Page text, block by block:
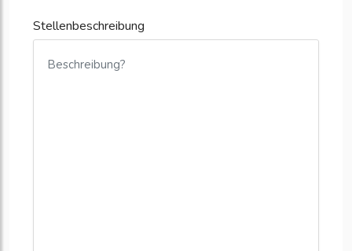
Stellenbeschreibung